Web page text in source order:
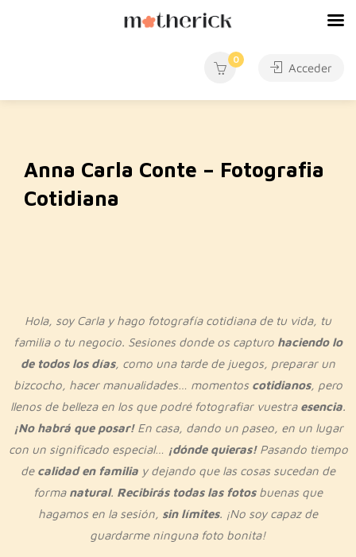
0
Acceder
Anna Carla Conte – Fotografia
Cotidiana
Hola, soy Carla y hago fotografía cotidiana de tu vida, tu
familia o tu negocio. Sesiones donde os capturo haciendo lo
de todos los días, como una tarde de juegos, preparar un
bizcocho, hacer manualidades… momentos cotidianos, pero
llenos de belleza en los que podré fotografiar vuestraesencia.
¡No habrá que posar! En casa, dando un paseo, en un lugar
con un significado especial… ¡dónde quieras! Pasando tiempo
de calidad en familia y dejando que las cosas sucedan de
forma natural. Recibirás todas las fotos buenas que
hagamos en la sesión, sin límites. ¡No soy capaz de
guardarme ninguna foto bonita!